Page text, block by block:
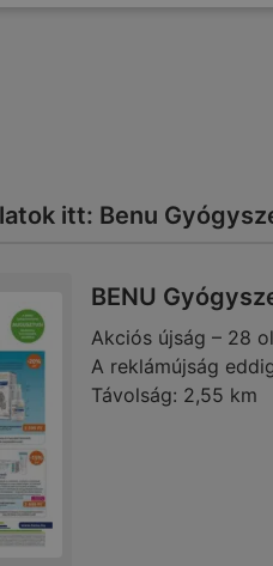
itt: Benu
BENU
Akciós újság – 28
A reklámújság
Távolság: 2,55 km